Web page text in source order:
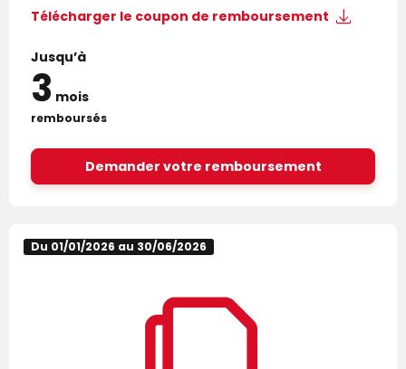
Télécharger le coupon de remboursement
Jusqu’à
3 mois
remboursés
Demander votre remboursement
Du 01/01/2026 au 30/06/2026